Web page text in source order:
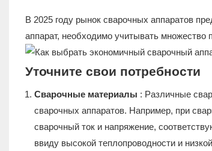
В 2025 году рынок сварочных аппаратов
аппарат, необходимо учитывать множество
Уточните свои потребности
Сварочные материалы : Различные
сварочных аппаратов. Например, при
сварочный ток и напряжение,
ввиду высокой теплопроводности и